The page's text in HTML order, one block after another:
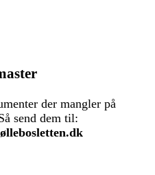
der mangler på
send dem til: